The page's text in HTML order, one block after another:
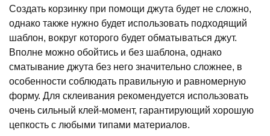
Создать корзинку при помощи джута будет не сложно,
однако также нужно будет использовать подходящий
шаблон, вокруг которого будет обматываться джут.
Вполне можно обойтись и без шаблона, однако
сматывание джута без него значительно сложнее, в
особенности соблюдать правильную и равномерную
форму. Для склеивания рекомендуется использовать
очень сильный клей-момент, гарантирующий хорошую
цепкость с любыми типами материалов.